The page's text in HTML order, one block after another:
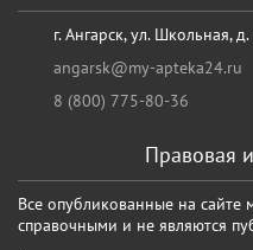
Правовая
Все опубликованные на сайте
справочными и не являются
г. Ангарск, ул. Школьная,
angarsk@my-apteka24.ru
8 (800) 775-80-36